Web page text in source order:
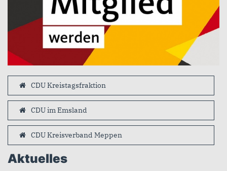
CDU Kreistagsfraktion
CDU im Emsland
CDU Kreisverband Meppen
Aktuelles